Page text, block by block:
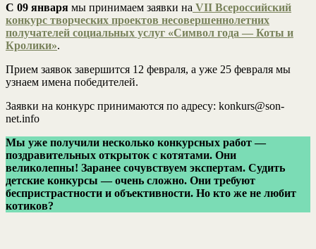
С 09 января мы принимаем заявки на VII Всероссийский
конкурс творческих проектов несовершеннолетних
получателей социальных услуг «Символ года — Коты и
Кролики».
Прием заявок завершится 12 февраля, а уже 25 февраля мы
узнаем имена победителей.
Заявки на конкурс принимаются по адресу: konkurs@son-
net.info
Мы уже получили несколько конкурсных работ —
поздравительных открыток с котятами. Они
великолепны! Заранее сочувствуем экспертам. Судить
детские конкурсы — очень сложно. Они требуют
беспристрастности и объективности. Но кто же не любит
котиков?